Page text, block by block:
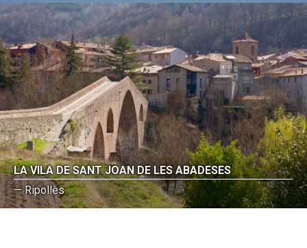
LA VILA DE SANT JOAN DE LES ABADESES
— Ripollès